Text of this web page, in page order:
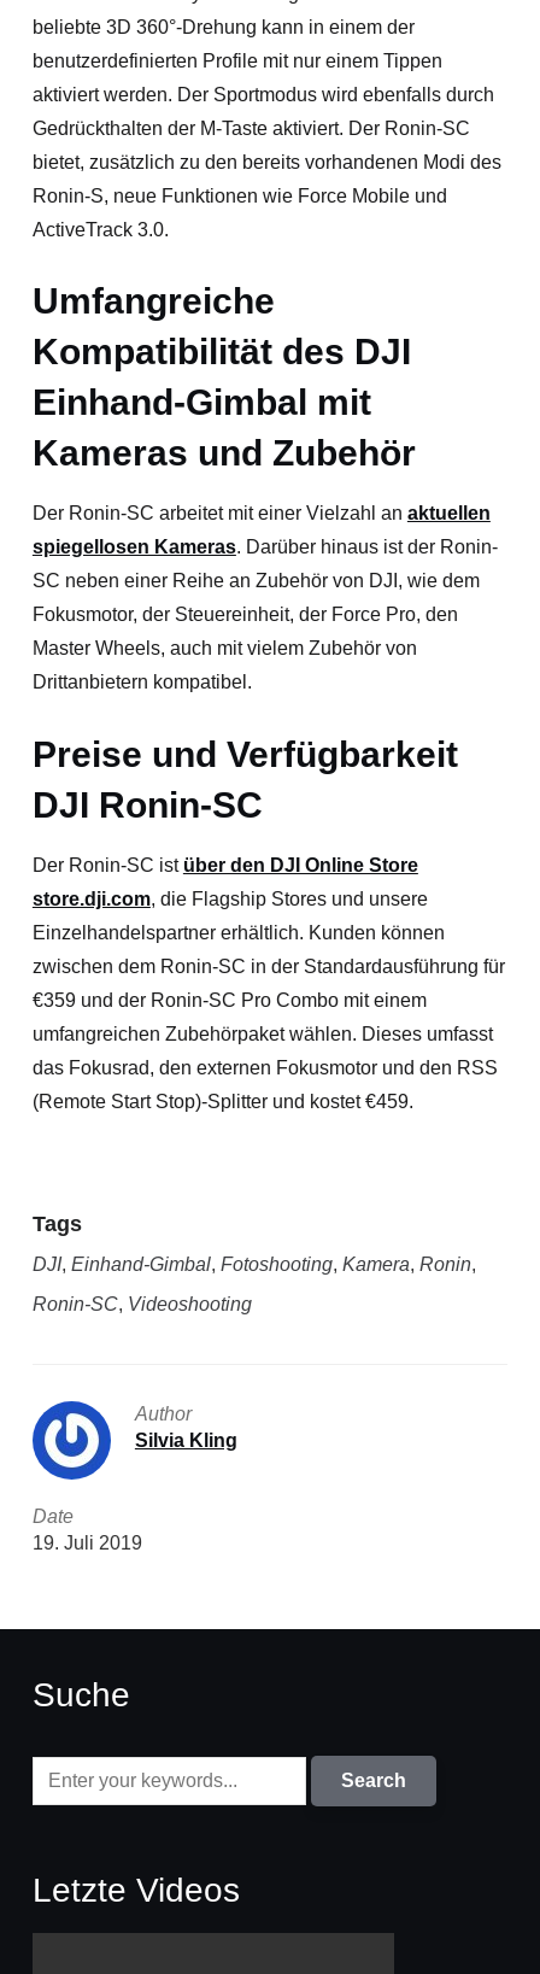
beliebte 3D 360°-Drehung kann in einem der
benutzerdefinierten Profile mit nur einem Tippen
aktiviert werden. Der Sportmodus wird ebenfalls durch
Gedrückthalten der M-Taste aktiviert. Der Ronin-SC
bietet, zusätzlich zu den bereits vorhandenen Modi des
Ronin-S, neue Funktionen wie Force Mobile und
ActiveTrack 3.0.
Umfangreiche
Kompatibilität des DJI
Einhand-Gimbal mit
Kameras und Zubehör
Der Ronin-SC arbeitet mit einer Vielzahl an aktuellen
spiegellosen Kameras. Darüber hinaus ist der Ronin-
SC neben einer Reihe an Zubehör von DJI, wie dem
Fokusmotor, der Steuereinheit, der Force Pro, den
Master Wheels, auch mit vielem Zubehör von
Drittanbietern kompatibel.
Preise und Verfügbarkeit
DJI Ronin-SC
Der Ronin-SC ist über den DJI Online Store
store.dji.com, die Flagship Stores und unsere
Einzelhandelspartner erhältlich. Kunden können
zwischen dem Ronin-SC in der Standardausführung für
€359 und der Ronin-SC Pro Combo mit einem
umfangreichen Zubehörpaket wählen. Dieses umfasst
das Fokusrad, den externen Fokusmotor und den RSS
(Remote Start Stop)-Splitter und kostet €459.
Tags
DJI, Einhand-Gimbal, Fotoshooting, Kamera, Ronin,
Ronin-SC, Videoshooting
Author
Silvia Kling
Date
19. Juli 2019
Suche
Letzte Videos